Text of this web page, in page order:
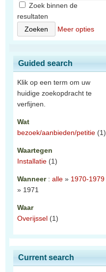
Zoek binnen de
resultaten
Meer opties
Guided search
Klik op een term om uw
huidige zoekopdracht te
verfijnen.
Wat
bezoek/aanbieden/petitie (1)
Waartegen
Installatie (1)
Wanneer : alle » 1970-1979
» 1971
Waar
Overijssel (1)
Current search